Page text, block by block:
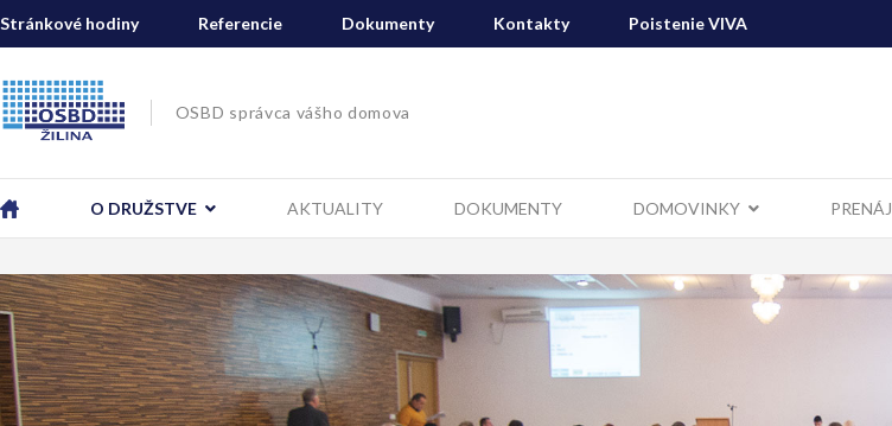
Stránkové hodiny Referencie Dokumenty Kontakty Poistenie VIVA
OSBD správca vášho domova
O DRUŽSTVE AKTUALITY DOKUMENTY DOMOVINKY